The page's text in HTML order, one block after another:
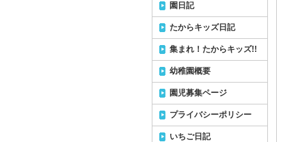
園日記
たからキッズ日記
集まれ！たからキッズ!!
幼稚園概要
園児募集ページ
プライバシーポリシー
いちご日記